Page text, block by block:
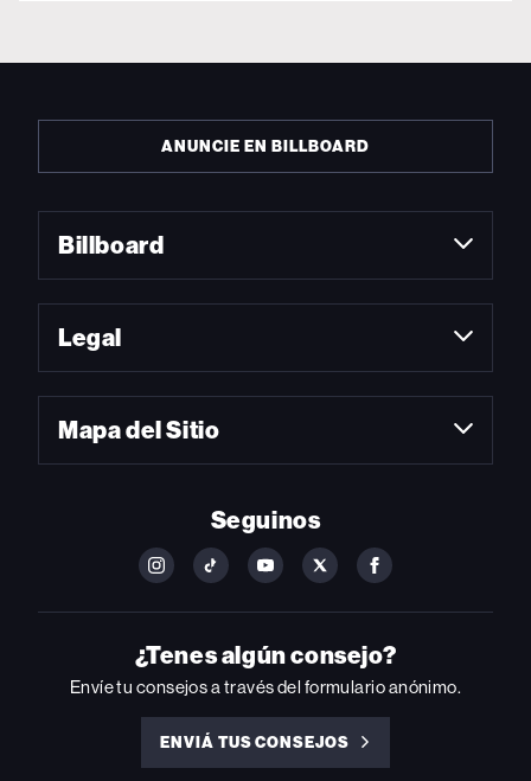
ANUNCIE EN BILLBOARD
Billboard
Legal
Mapa del Sitio
Seguinos
FOLLOW
ON
INSTAGRAM
FOLLOW
ON
YOUTUBE
FOLLOW
ON
YOUTUBE
FOLLOW
ON
FOLLOW
ON
FACEBOOK
¿Tenes algún consejo?
Envíe tu consejos a través del formulario anónimo.
ENVIÁ TUS CONSEJOS
ENVIÁ